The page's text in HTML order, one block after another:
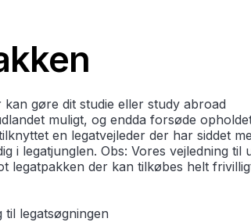
kan gøre dit studie eller study abroad
muligt, og endda forsøde
en legatvejleder der har siddet
i legatjunglen. Obs: Vores vejledning til
legatpakken der kan tilkøbes helt
til legatsøgningen